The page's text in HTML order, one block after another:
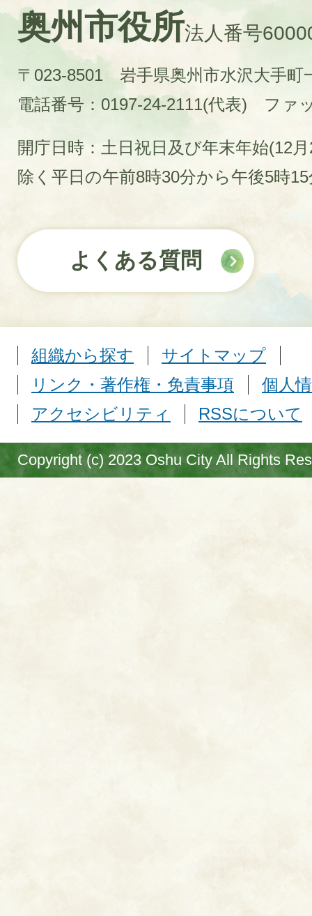
奥州市役所法人番号
〒023-8501 岩手県奥州市水沢大手町
電話番号：0197-24-2111(代表)
ファ
開庁日時：土日祝日及び年末年始(12
除く平日の午前8時30分から午後5時
よくある質問
組織から探す
サイトマップ
リンク・著作権・免責事項
個人
アクセシビリティ
RSSについて
Copyright (c) 2023 Oshu City All Rights